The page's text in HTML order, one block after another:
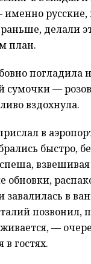
русские,
делали
план.
погладила
сумочки —
вздохнула.
в
быстро,
взвешивая
обновки,
завалилась в
позвонил,
—
в гостях.